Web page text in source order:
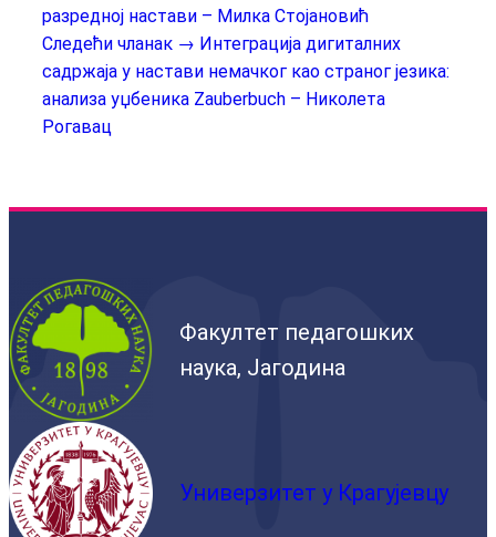
разредној настави – Милка Стојановић
Следећи чланак → Интеграција дигиталних
садржаја у настави немачког као страног језика:
анализа уџбеника Zauberbuch – Николета
Рогавац
Факултет педагошких
наука, Јагодина
Универзитет у Крагујевцу